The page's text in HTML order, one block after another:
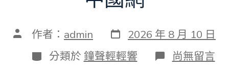
文 作者： admin 發
表
日
期
2026 年 8 月 10 日
分
類
分類於 鐘聲輕輕響 在
〈年
尚無留言